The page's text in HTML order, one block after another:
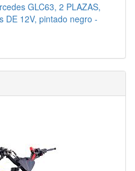
GLC63, 2 PLAZAS,
DE 12V, pintado negro -